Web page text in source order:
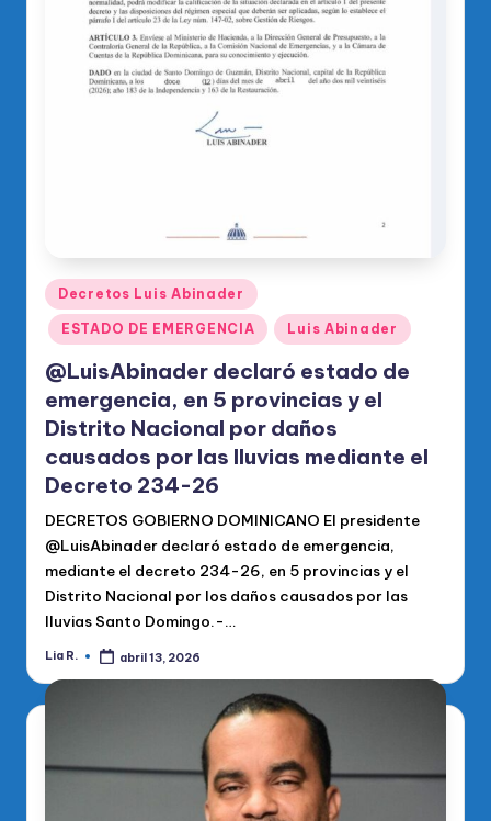
Publicado
en
Decretos Luis Abinader
ESTADO DE EMERGENCIA Luis Abinader
@LuisAbinader declaró estado de
emergencia, en 5 provincias y el
Distrito Nacional por daños
causados por las lluvias mediante el
Decreto 234-26
DECRETOS GOBIERNO DOMINICANO El presidente
@LuisAbinader declaró estado de emergencia,
mediante el decreto 234-26, en 5 provincias y el
Distrito Nacional por los daños causados por las
lluvias Santo Domingo.-…
Publicado
Lia R. abril 13, 2026